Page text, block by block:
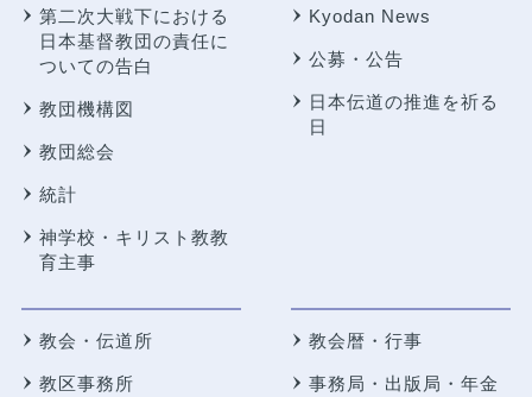
第二次大戦下における
日本基督教団の責任に
ついての告白
教団機構図
教団総会
統計
神学校・キリスト教教
育主事
Kyodan News
公募・公告
日本伝道の推進を祈る
日
教会・伝道所
教区事務所
教会暦・行事
事務局・出版局・年金